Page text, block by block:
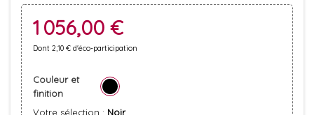
1 056,00 €
Dont 2,10 € d'éco-participation
Couleur et
finition
Votre sélection : Noir